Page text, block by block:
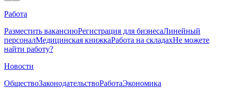
Работа
Разместить вакансиюРегистрация для бизнесаЛинейный
персоналМедицинская книжкаРабота на складахНе можете
найти работу?
Новости
ОбществоЗаконодательствоРаботаЭкономика